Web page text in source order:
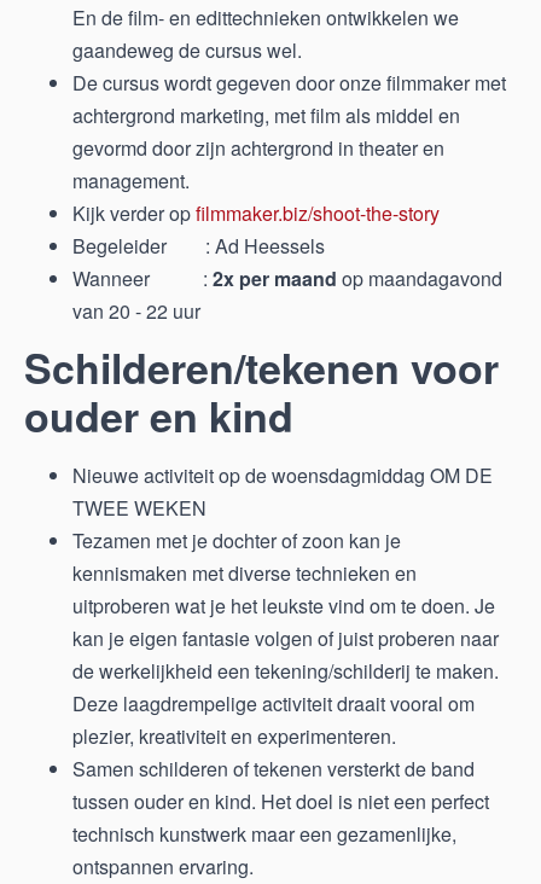
En de film- en edittechnieken ontwikkelen we
gaandeweg de cursus wel.
De cursus wordt gegeven door onze filmmaker met
achtergrond marketing, met film als middel en
gevormd door zijn achtergrond in theater en
management.
Kijk verder opfilmmaker.biz/shoot-the-story
Begeleider : Ad Heessels
Wanneer : 2x per maand op maandagavond
van 20 - 22 uur
Schilderen/tekenen voor
ouder en kind
Nieuwe activiteit op de woensdagmiddag OM DE
TWEE WEKEN
Tezamen met je dochter of zoon kan je
kennismaken met diverse technieken en
uitproberen wat je het leukste vind om te doen. Je
kan je eigen fantasie volgen of juist proberen naar
de werkelijkheid een tekening/schilderij te maken.
Deze laagdrempelige activiteit draait vooral om
plezier, kreativiteit en experimenteren.
Samen schilderen of tekenen versterkt de band
tussen ouder en kind. Het doel is niet een perfect
technisch kunstwerk maar een gezamenlijke,
ontspannen ervaring.